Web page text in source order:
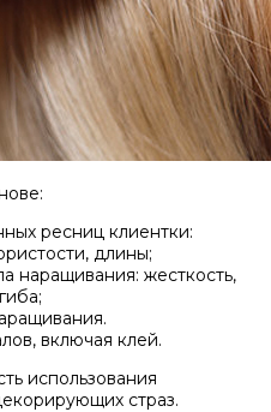
ресниц клиентки:
длины;
наращивания: жесткость,
включая клей.
использования
страз.